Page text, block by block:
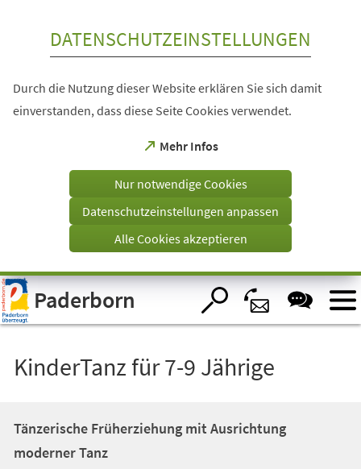
Visuelle
Assistenzsoftware
öffnen.
DATENSCHUTZEINSTELLUNGEN
Durch die Nutzung dieser Website erklären Sie sich damit
einverstanden, dass diese Seite Cookies verwendet.
Mehr Infos
(Öffnet
einem
Tab)
Nur notwendige Cookies
Datenschutzeinstellungen anpassen
Alle Cookies akzeptieren
Paderborn
KinderTanz für 7-9 Jährige
Tänzerische Früherziehung mit Ausrichtung
moderner Tanz